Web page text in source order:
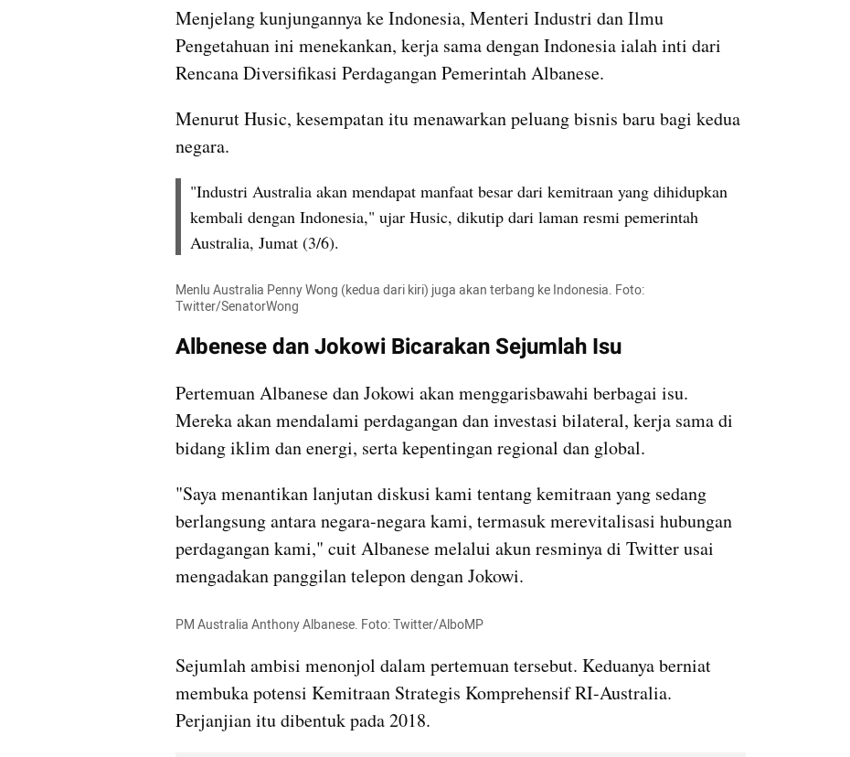
Menjelang kunjungannya ke Indonesia, Menteri Industri dan Ilmu
Pengetahuan ini menekankan, kerja sama dengan Indonesia ialah inti dari
Rencana Diversifikasi Perdagangan Pemerintah Albanese.
Menurut Husic, kesempatan itu menawarkan peluang bisnis baru bagi kedua
negara.
"Industri Australia akan mendapat manfaat besar dari kemitraan yang dihidupkan
kembali dengan Indonesia," ujar Husic, dikutip dari laman resmi pemerintah
Australia, Jumat (3/6).
Menlu Australia Penny Wong (kedua dari kiri) juga akan terbang ke Indonesia. Foto:
Twitter/SenatorWong
Albenese dan Jokowi Bicarakan Sejumlah Isu
Pertemuan Albanese dan Jokowi akan menggarisbawahi berbagai isu.
Mereka akan mendalami perdagangan dan investasi bilateral, kerja sama di
bidang iklim dan energi, serta kepentingan regional dan global.
"Saya menantikan lanjutan diskusi kami tentang kemitraan yang sedang
berlangsung antara negara-negara kami, termasuk merevitalisasi hubungan
perdagangan kami," cuit Albanese melalui akun resminya di Twitter usai
mengadakan panggilan telepon dengan Jokowi.
PM Australia Anthony Albanese. Foto: Twitter/AlboMP
Sejumlah ambisi menonjol dalam pertemuan tersebut. Keduanya berniat
membuka potensi Kemitraan Strategis Komprehensif RI-Australia.
Perjanjian itu dibentuk pada 2018.